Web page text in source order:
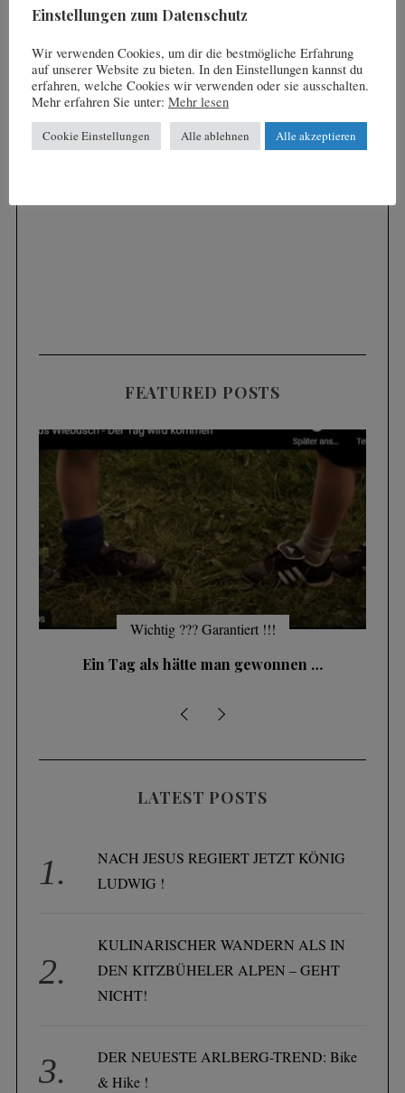
FEATURED POSTS
Wichtig ??? Garantiert !!!
Ein Tag als hätte man gewonnen …
LATEST POSTS
NACH JESUS REGIERT JETZT KÖNIG
LUDWIG !
KULINARISCHER WANDERN ALS IN
DEN KITZBÜHELER ALPEN – GEHT
NICHT!
DER NEUESTE ARLBERG-TREND: Bike
& Hike !
Einstellungen zum Datenschutz
Wir verwenden Cookies, um dir die bestmögliche Erfahrung
auf unserer Website zu bieten. In den Einstellungen kannst du
erfahren, welche Cookies wir verwenden oder sie ausschalten.
Mehr erfahren Sie unter: Mehr lesen
Cookie Einstellungen Alle ablehnen Alle akzeptieren